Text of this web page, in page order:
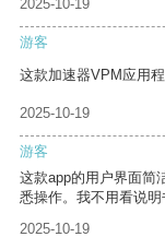
2025-10-19
游客
这款加速器VPM应用
2025-10-19
游客
这款app的用户界面简
悉操作。我不用看说明
2025-10-19